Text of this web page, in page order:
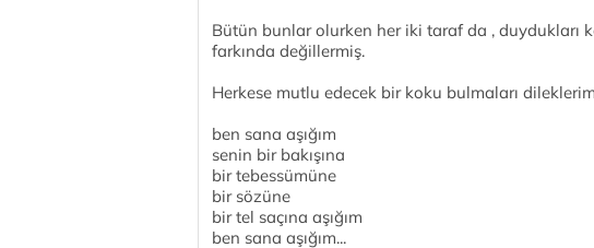
Bütün bunlar olurken her iki taraf da , duydukları
farkında değillermiş.
Herkese mutlu edecek bir koku bulmaları
ben sana aşığım
senin bir bakışına
bir tebessümüne
bir sözüne
bir tel saçına aşığım
ben sana aşığım...